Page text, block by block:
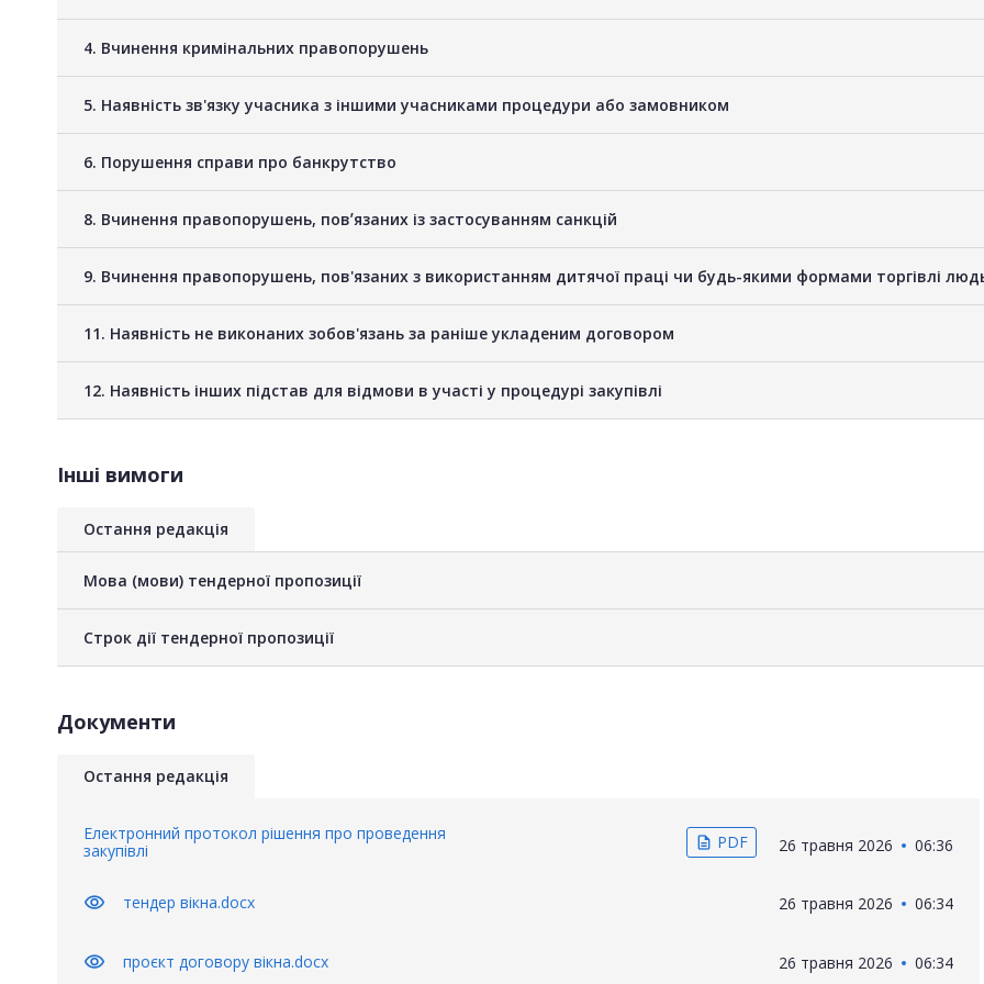
4. Вчинення кримінальних правопорушень
5. Наявність зв'язку учасника з іншими учасниками процедури або замовником
6. Порушення справи про банкрутство
8. Вчинення правопорушень, повʼязаних із застосуванням санкцій
9. Вчинення правопорушень, пов'язаних з використанням дитячої праці чи будь-якими формами торгівлі
11. Наявність не виконаних зобов'язань за раніше укладеним договором
12. Наявність інших підстав для відмови в участі у процедурі закупівлі
Інші вимоги
Остання редакція
Мова (мови) тендерної пропозиції
Строк дії тендерної пропозиції
Документи
Остання редакція
Електронний протокол рішення про проведення
закупівлі
description PDF 26 травня 2026 06:36
visibility тендер вікна.docx 26 травня 2026 06:34
visibility проєкт договору вікна.docx 26 травня 2026 06:34